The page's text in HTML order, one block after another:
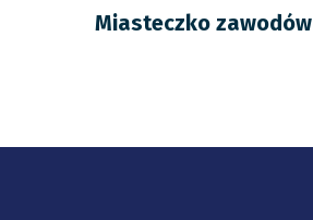
Miasteczko zawodów